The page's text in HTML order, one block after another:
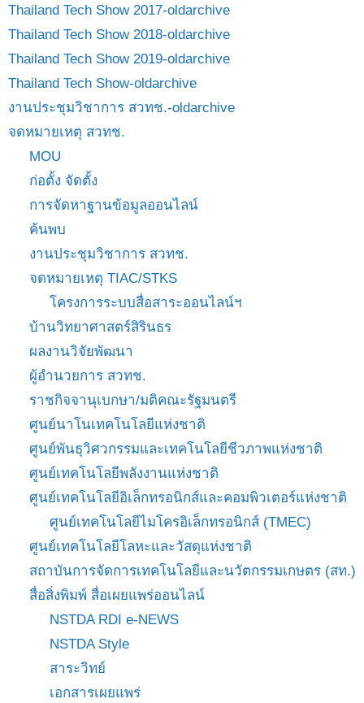
Thailand Tech Show 2017-oldarchive
Thailand Tech Show 2018-oldarchive
Thailand Tech Show 2019-oldarchive
Thailand Tech Show-oldarchive
งานประชุมวิชาการ สวทช.-oldarchive
จดหมายเหตุ สวทช.
MOU
ก่อตั้ง จัดตั้ง
การจัดหาฐานข้อมูลออนไลน์
ค้นพบ
งานประชุมวิชาการ สวทช.
จดหมายเหตุ TIAC/STKS
โครงการระบบสื่อสาระออนไลน์ฯ
บ้านวิทยาศาสตร์สิรินธร
ผลงานวิจัยพัฒนา
ผู้อำนวยการ สวทช.
ราชกิจจานุเบกษา/มติคณะรัฐมนตรี
ศูนย์นาโนเทคโนโลยีแห่งชาติ
ศูนย์พันธุวิศวกรรมและเทคโนโลยีชีวภาพแห่งชาติ
ศูนย์เทคโนโลยีพลังงานแห่งชาติ
ศูนย์เทคโนโลยีอิเล็กทรอนิกส์และคอมพิวเตอร์แห่งชาติ
ศูนย์เทคโนโลยีไมโครอิเล็กทรอนิกส์ (TMEC)
ศูนย์เทคโนโลยีโลหะและวัสดุแห่งชาติ
สถาบันการจัดการเทคโนโลยีและนวัตกรรมเกษตร (สท.)
สื่อสิ่งพิมพ์ สื่อเผยแพร่ออนไลน์
NSTDA RDI e-NEWS
NSTDA Style
สาระวิทย์
เอกสารเผยแพร่